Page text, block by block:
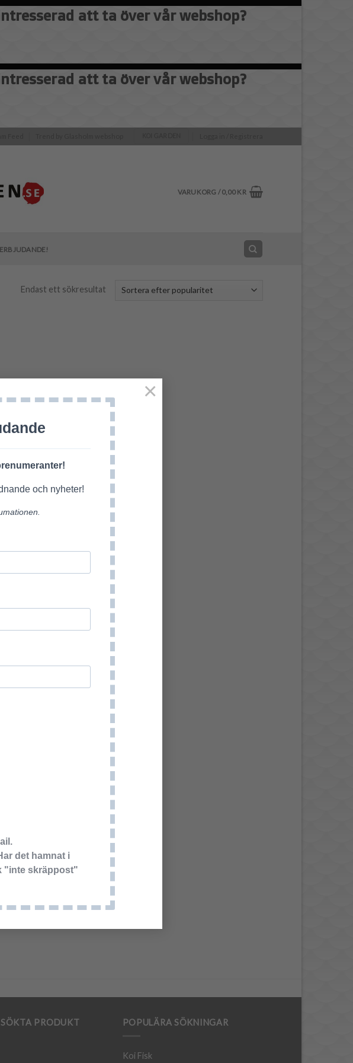
och nyheter!
det hamnat i
"inte skräppost"
×
att ta över vår webshop?
att ta över vår webshop?
VARUKORG /0,00 KR
Endast ett sökresultat
PRODUKT POPULÄRA SÖKNINGAR
Koi Fisk